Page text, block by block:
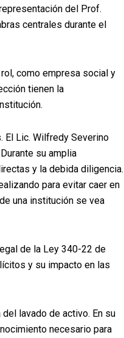
del Prof.
centrales durante el
como empresa social y
tienen la
El Lic. Wilfredy Severino
su amplia
y la debida diligencia.
para evitar caer en
una institución se vea
de la Ley 340-22 de
y su impacto en las
lavado de activo. En su
necesario para